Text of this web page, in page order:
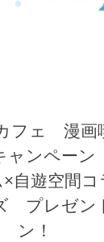
フェ 漫
ャンペーン
自遊空間コ
プレゼン
ン！